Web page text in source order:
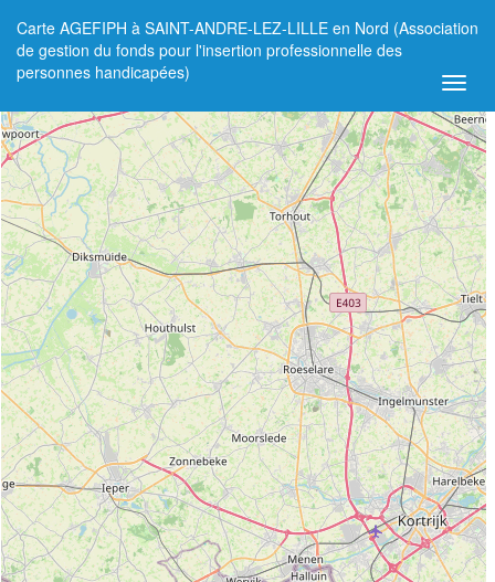
Carte AGEFIPH à SAINT-ANDRE-LEZ-LILLE en Nord (Association
de gestion du fonds pour l'insertion professionnelle des
personnes handicapées)
+
−